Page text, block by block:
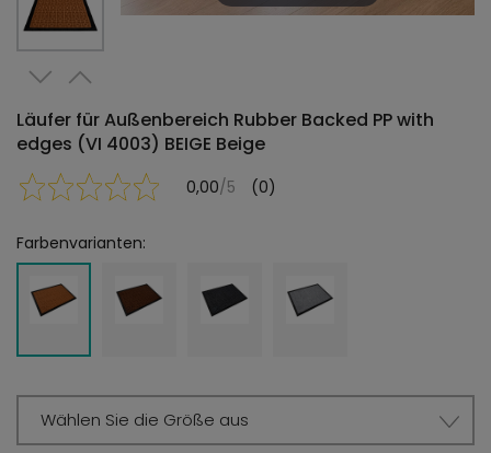
Läufer für Außenbereich Rubber Backed PP with
edges (VI 4003) BEIGE Beige
0,00/5 (0)
Farbenvarianten:
Wählen Sie die Größe aus